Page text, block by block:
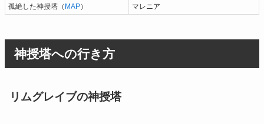
孤絶した神授塔（ MAP） マレニア
神授塔への行き方
リムグレイブの神授塔